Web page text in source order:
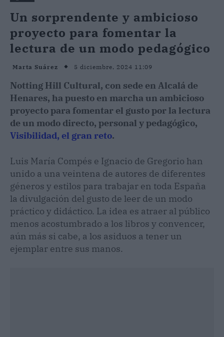
Un sorprendente y ambicioso
proyecto para fomentar la
lectura de un modo pedagógico
Marta Suárez 5 diciembre, 2024 11:09
Notting Hill Cultural, con sede en Alcalá de
Henares, ha puesto en marcha un ambicioso
proyecto para fomentar el gusto por la lectura
de un modo directo, personal y pedagógico,
Visibilidad, el gran reto.
Luis María Compés e Ignacio de Gregorio han
unido a una veintena de autores de diferentes
géneros y estilos para trabajar en toda España
la divulgación del gusto de leer de un modo
práctico y didáctico. La idea es atraer al público
menos acostumbrado a los libros y convencer,
aún más si cabe, a los asiduos a tener un
ejemplar entre sus manos.